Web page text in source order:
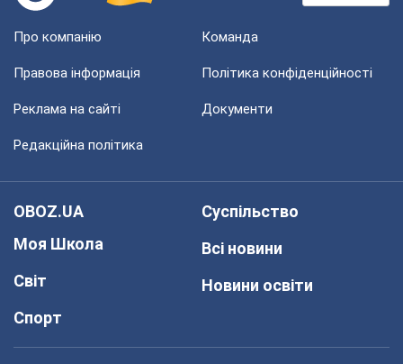
Про компанію Команда
Правова інформація Політика конфіденційності
Реклама на сайті Документи
Редакційна політика
OBOZ.UA
Моя Школа
Світ
Спорт
Суспільство
Всі новини
Новини освіти